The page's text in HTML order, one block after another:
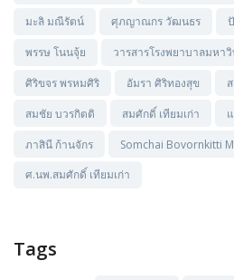
มะลิ มณีรัตน์
ศุภญาณกร วัฒนธร
พรรษ โนนจุ้ย
วารสารโรงพยาบาลมหา
ศิริขจร พรหมศิริ
อัมรา ศิริทองสุข
สมชัย บวรกิตติ
สมศักดิ์ เทียมเก่า
ภาสินี ก้านจักร
Somchai Bovornkitti
ศ.นพ.สมศักดิ์ เทียมเก่า
Tags